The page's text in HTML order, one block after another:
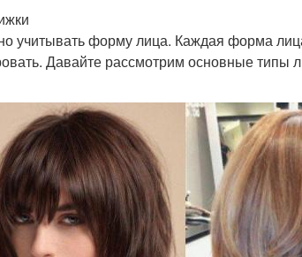
учитывать форму лица. Каждая форма
Давайте рассмотрим основные типы